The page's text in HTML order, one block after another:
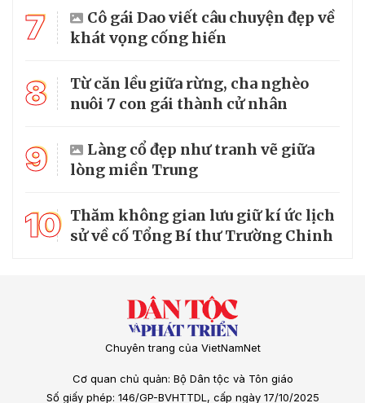
7
Cô gái Dao viết câu chuyện đẹp về
khát vọng cống hiến
8
Từ căn lều giữa rừng, cha nghèo
nuôi 7 con gái thành cử nhân
9
Làng cổ đẹp như tranh vẽ giữa
lòng miền Trung
10 Thăm không gian lưu giữ kí ức lịch
sử về cố Tổng Bí thư Trường Chinh
Chuyên trang của VietNamNet
Cơ quan chủ quản: Bộ Dân tộc và Tôn giáo
Số giấy phép: 146/GP-BVHTTDL, cấp ngày 17/10/2025